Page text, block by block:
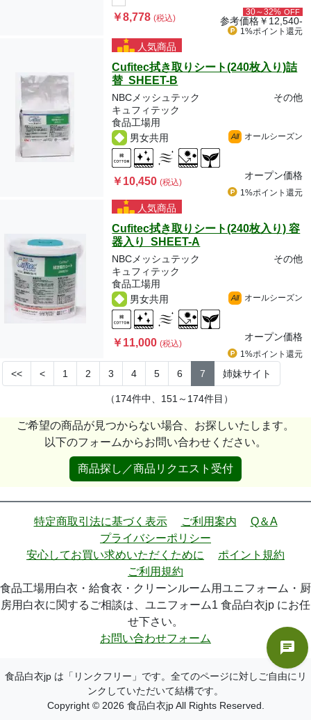
￥8,778(税込)
30～32% OFF
参考価格￥12,540-
1%ポイント 還元
人気商品
Cufitec拭き取りシート(240枚入り)詰
替 SHEET-B
NBCメッシュテック
その他
キュフィテック
食品工場用
男女共用
All オールシーズン
￥10,450(税込)
オープン価格
1%ポイント 還元
人気商品
Cufitec拭き取りシート(240枚入り) 容
器入り SHEET-A
NBCメッシュテック
その他
キュフィテック
食品工場用
男女共用
All オールシーズン
￥11,000(税込)
オープン価格
1%ポイント 還元
<< < 1 2 3 4 5 6 7 姉妹サイト
（174件中、151～174件目）
ご希望の商品が見つからない場合、お探しいたします。
以下のフォームからお問い合わせください。
商品探し／商品リクエスト受付
特定商取引法に基づく表示 ご利用案内
Q＆A
プライバシーポリシー
安心してお買い求めいただくために
ポイント規約
ご利用規約
食品工場用白衣・給食衣・クリーンルーム用ユニフォーム・厨
房用白衣に関するご相談は、ユニフォーム1 食品白衣jp にお任
せ下さい。
お問い合わせフォーム
食品白衣jp は「リンクフリー」です。全てのページに対しご自由にリ
ンクしていただいて結構です。
Copyright © 2026 食品白衣jp All Rights Reserved.